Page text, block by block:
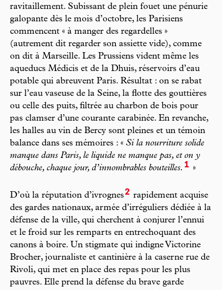
ravitaillement. Subissant de plein fouet une pénurie
galopante dès le mois d’octobre, les Parisiens
commencent « à manger des regardelles »
(autrement dit regarder son assiette vide), comme
on dit à Marseille. Les Prussiens vident même les
aqueducs Médicis et de la Dhuis, réservoirs d’eau
potable qui abreuvent Paris. Résultat : on se rabat
sur l’eau vaseuse de la Seine, la flotte des gouttières
ou celle des puits, filtrée au charbon de bois pour
pas clamser d’une courante carabinée. En revanche,
les halles au vin de Bercy sont pleines et un témoin
balance dans ses mémoires : « Si la nourriture solide
manque dans Paris, le liquide ne manque pas, et on y
débouche, chaque jour, d’innombrables bouteilles. 1 »
D’où la réputation d’ivrognes2 rapidement acquise
des gardes nationaux, armée d’irréguliers dédiée à la
défense de la ville, qui cherchent à conjurer l’ennui
et le froid sur les remparts en entrechoquant des
canons à boire. Un stigmate qui indigne Victorine
Brocher, journaliste et cantinière à la caserne rue de
Rivoli, qui met en place des repas pour les plus
pauvres. Elle prend la défense du brave garde